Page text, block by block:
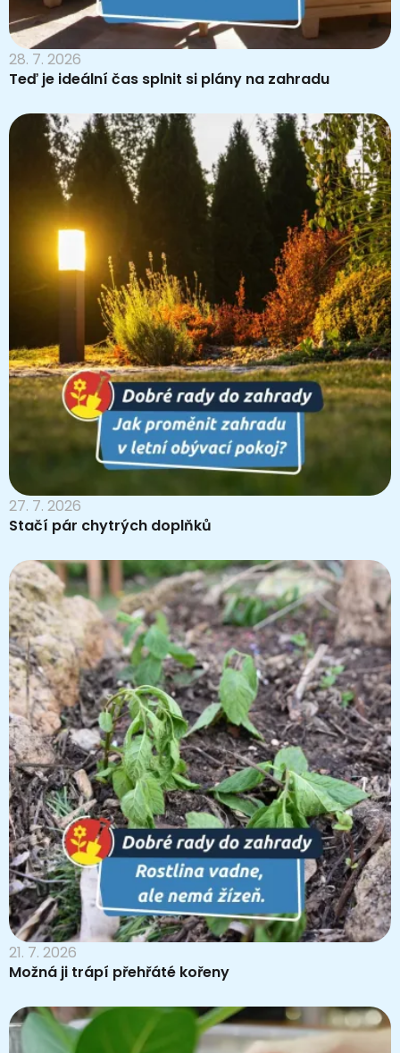
28. 7. 2026
Teď je ideální čas splnit si plány na zahradu
27. 7. 2026
Stačí pár chytrých doplňků
21. 7. 2026
Možná ji trápí přehřáté kořeny